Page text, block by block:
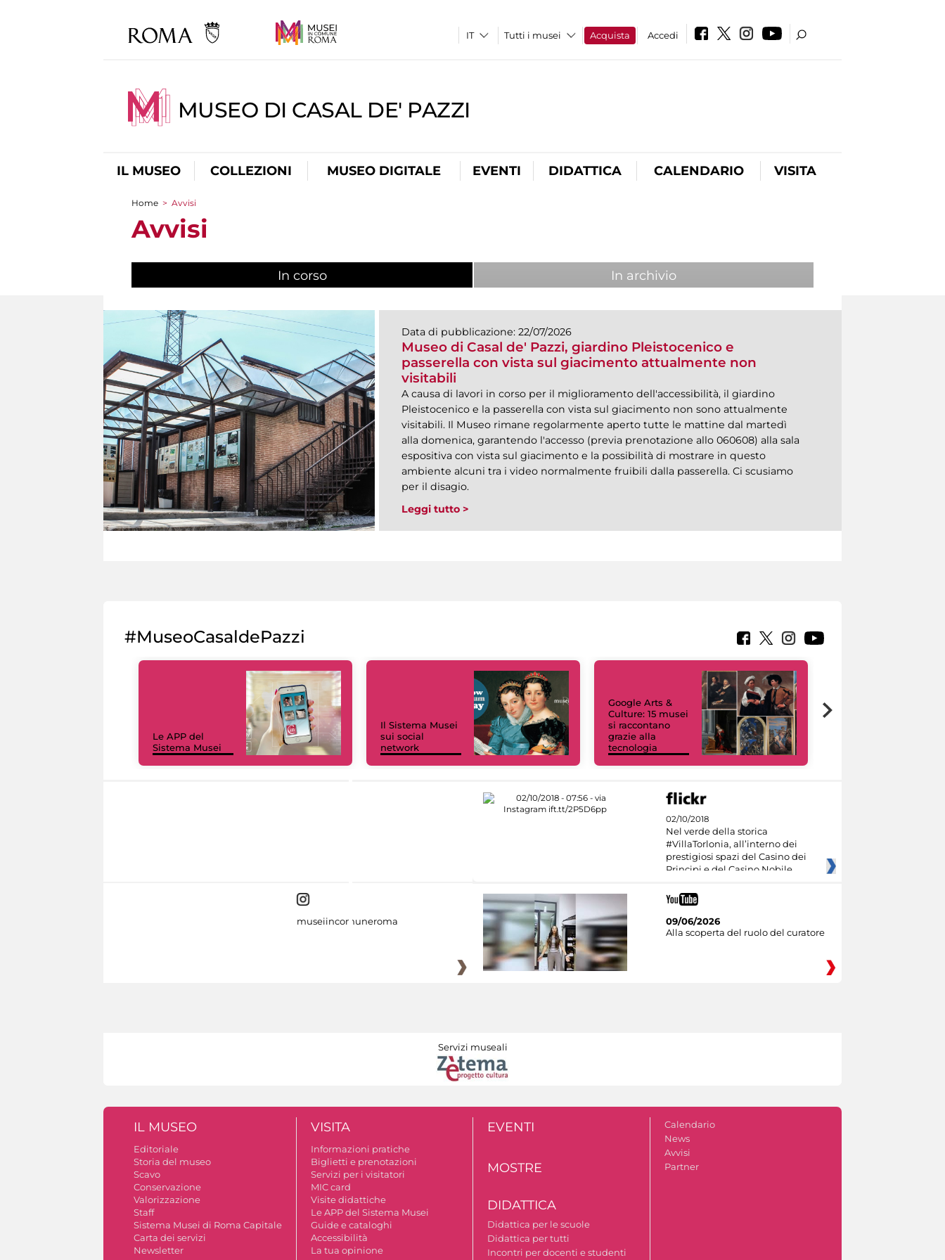
Tutti i musei Acquista Accedi
MUSEO DI CASAL DE' PAZZI
IL MUSEO COLLEZIONI MUSEO DIGITALE EVENTI DIDATTICA CALENDARIO VISITA
Tu sei qui
Home > Avvisi
Avvisi
In corso(scheda attiva) In archivio
Data di pubblicazione: 22/07/2026
Museo di Casal de' Pazzi, giardino Pleistocenico e
passerella con vista sul giacimento attualmente non
visitabili
A causa di lavori in corso per il miglioramento dell'accessibilità, il giardino
Pleistocenico e la passerella con vista sul giacimento non sono attualmente
visitabili. Il Museo rimane regolarmente aperto tutte le mattine dal martedì
alla domenica, garantendo l'accesso (previa prenotazione allo 060608) alla sala
espositiva con vista sul giacimento e la possibilità di mostrare in questo
ambiente alcuni tra i video normalmente fruibili dalla passerella. Ci scusiamo
per il disagio.
Leggi tutto >
#MuseoCasaldePazzi
Le APP del
Sistema Musei
Il Sistema Musei
sui social
network
Google Arts &
Culture: 15 musei
si raccontano
grazie alla
tecnologia
02/10/2018
Nel verde della storica
#VillaTorlonia, all’interno dei
prestigiosi spazi del Casino dei
Principi e del Casino Nobile
museiincomuneroma
09/06/2026
Alla scoperta del ruolo del curatore
Servizi museali
IL MUSEO
Editoriale
Storia del museo
Scavo
Conservazione
Valorizzazione
Staff
Sistema Musei di Roma Capitale
Carta dei servizi
Newsletter
VISITA
Informazioni pratiche
Biglietti e prenotazioni
Servizi per i visitatori
MIC card
Visite didattiche
Le APP del Sistema Musei
Guide e cataloghi
Accessibilità
La tua opinione
EVENTI
MOSTRE
DIDATTICA
Didattica per le scuole
Didattica per tutti
Incontri per docenti e studenti
Calendario
News
Avvisi
Partner